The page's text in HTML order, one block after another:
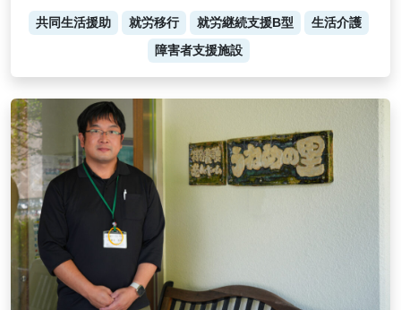
共同生活援助 就労移行 就労継続支援B型
生活介護
障害者支援施設